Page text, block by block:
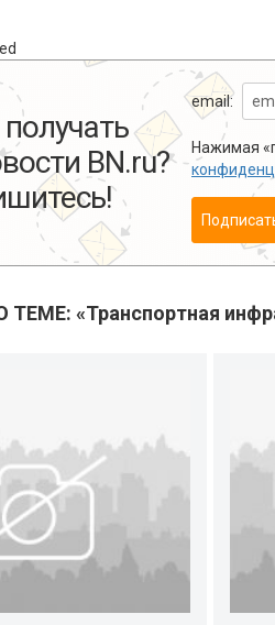
BN.ru?
email:
Нажимая
«Транспортная